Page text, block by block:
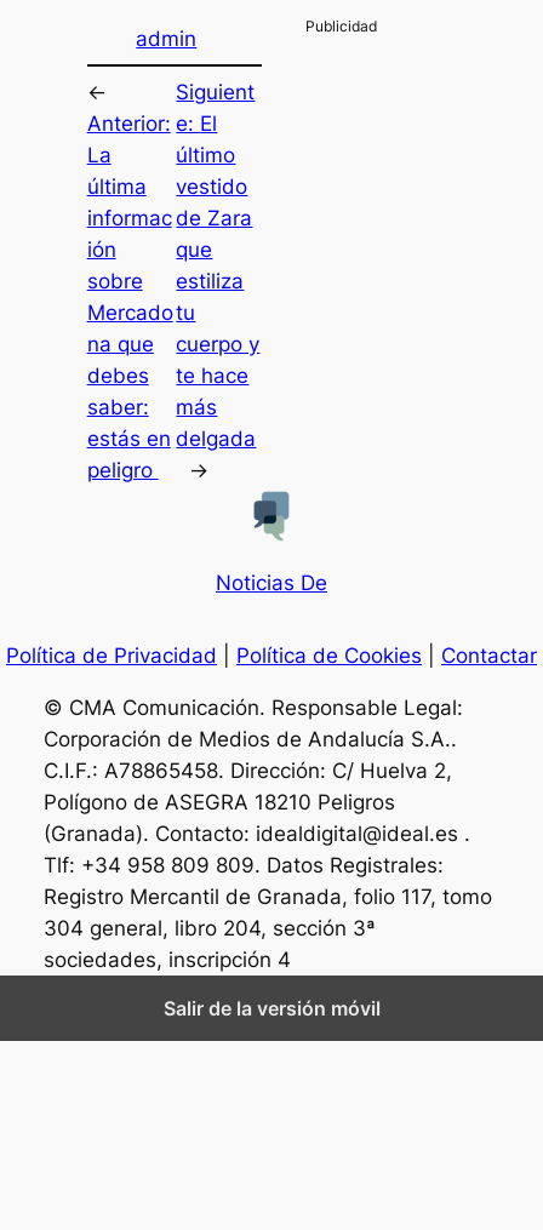
admin
←
Anterior:
La
última
informac
ión
sobre
Mercado
na que
debes
saber:
estás en
peligro
Siguient
e: El
último
vestido
de Zara
que
estiliza
tu
cuerpo y
te hace
más
delgada
→
Noticias De
Política de Privacidad Política de Cookies Contactar
© CMA Comunicación. Responsable Legal:
Corporación de Medios de Andalucía S.A..
C.I.F.: A78865458. Dirección: C/ Huelva 2,
Polígono de ASEGRA 18210 Peligros
(Granada). Contacto: idealdigital@ideal.es .
Tlf: +34 958 809 809. Datos Registrales:
Registro Mercantil de Granada, folio 117, tomo
304 general, libro 204, sección 3ª
sociedades, inscripción 4
Salir de la versión móvil